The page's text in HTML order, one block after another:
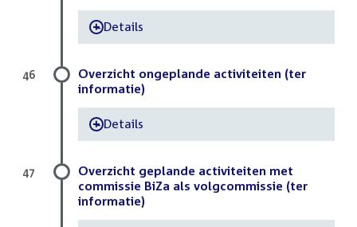
-Details
Overzicht ongeplande activiteiten (ter
informatie)
-Details
46
Overzicht geplande activiteiten met
commissie BiZa als volgcommissie (ter
informatie)
47